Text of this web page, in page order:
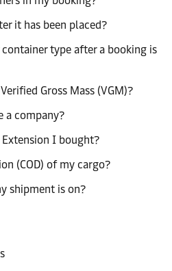
it has been placed?
type after a booking is
Gross Mass (VGM)?
a company?
I bought?
(COD) of my cargo?
shipment is on?